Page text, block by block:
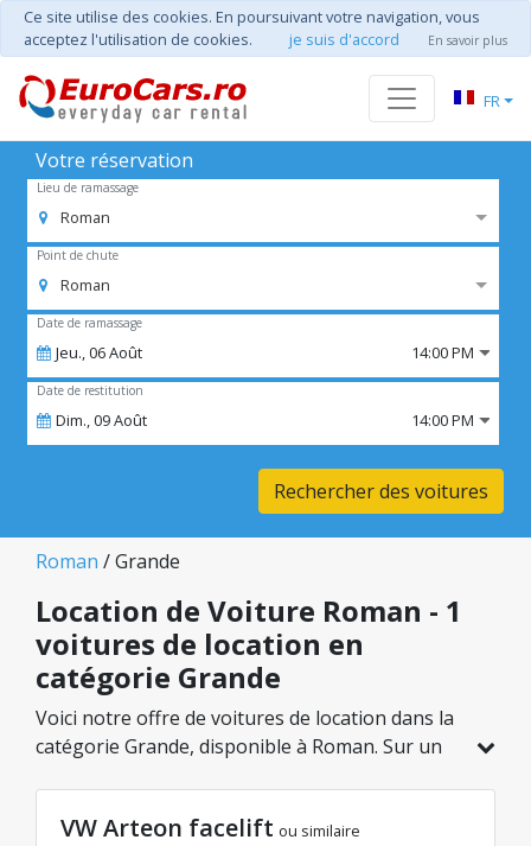
Ce site utilise des cookies. En poursuivant votre navigation, vous
acceptez l'utilisation de cookies.
je suis d'accord En savoir plus
FR
Votre réservation
Lieu de ramassage
Roman
Point de chute
Roman
Date de ramassage
Jeu.,06Août 14:00 PM
Date de restitution
Dim.,09Août 14:00 PM
Rechercher des voitures
Roman / Grande
Location de Voiture Roman - 1
voitures de location en
catégorie Grande
Voici notre offre de voitures de location dans la
catégorie Grande, disponible à Roman. Sur un
sélectionnée, avec des tarifs avantageux
VW Arteon facelift ou similaire